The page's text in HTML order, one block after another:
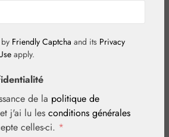
Cure
Friendly Captcha and its Privacy
apply.
de la politique de
et j'ai lu les conditions générales
celles-ci. *